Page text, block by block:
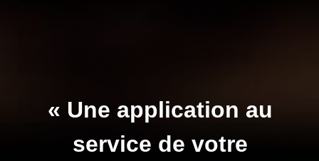
« Une application au
service de votre